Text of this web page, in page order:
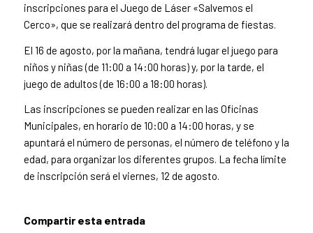
inscripciones para el Juego de Láser «Salvemos el
Cerco», que se realizará dentro del programa de fiestas.
El 16 de agosto, por la mañana, tendrá lugar el juego para
niños y niñas (de 11:00 a 14:00 horas) y, por la tarde, el
juego de adultos (de 16:00 a 18:00 horas).
Las inscripciones se pueden realizar en las Oficinas
Municipales, en horario de 10:00 a 14:00 horas, y se
apuntará el número de personas, el número de teléfono y la
edad, para organizar los diferentes grupos. La fecha límite
de inscripción será el viernes, 12 de agosto.
Compartir esta entrada